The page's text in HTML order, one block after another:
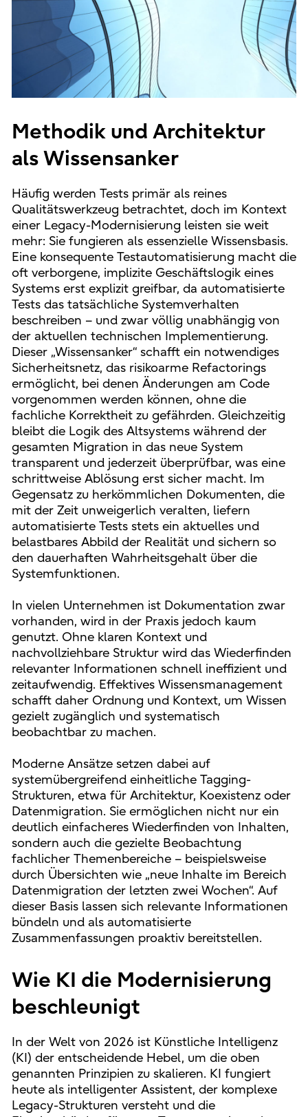
Methodik und Architektur
als Wissensanker
Häufig werden Tests primär als reines
Qualitätswerkzeug betrachtet, doch im Kontext
einer Legacy-Modernisierung leisten sie weit
mehr: Sie fungieren als essenzielle Wissensbasis.
Eine konsequente Testautomatisierung macht die
oft verborgene, implizite Geschäftslogik eines
Systems erst explizit greifbar, da automatisierte
Tests das tatsächliche Systemverhalten
beschreiben – und zwar völlig unabhängig von
der aktuellen technischen Implementierung.
Dieser „Wissensanker“ schafft ein notwendiges
Sicherheitsnetz, das risikoarme Refactorings
ermöglicht, bei denen Änderungen am Code
vorgenommen werden können, ohne die
fachliche Korrektheit zu gefährden. Gleichzeitig
bleibt die Logik des Altsystems während der
gesamten Migration in das neue System
transparent und jederzeit überprüfbar, was eine
schrittweise Ablösung erst sicher macht. Im
Gegensatz zu herkömmlichen Dokumenten, die
mit der Zeit unweigerlich veralten, liefern
automatisierte Tests stets ein aktuelles und
belastbares Abbild der Realität und sichern so
den dauerhaften Wahrheitsgehalt über die
Systemfunktionen.
In vielen Unternehmen ist Dokumentation zwar
vorhanden, wird in der Praxis jedoch kaum
genutzt. Ohne klaren Kontext und
nachvollziehbare Struktur wird das Wiederfinden
relevanter Informationen schnell ineffizient und
zeitaufwendig. Effektives Wissensmanagement
schafft daher Ordnung und Kontext, um Wissen
gezielt zugänglich und systematisch
beobachtbar zu machen.
Moderne Ansätze setzen dabei auf
systemübergreifend einheitliche Tagging-
Strukturen, etwa für Architektur, Koexistenz oder
Datenmigration. Sie ermöglichen nicht nur ein
deutlich einfacheres Wiederfinden von Inhalten,
sondern auch die gezielte Beobachtung
fachlicher Themenbereiche – beispielsweise
durch Übersichten wie „neue Inhalte im Bereich
Datenmigration der letzten zwei Wochen“. Auf
dieser Basis lassen sich relevante Informationen
bündeln und als automatisierte
Zusammenfassungen proaktiv bereitstellen.
Wie KI die Modernisierung
beschleunigt
In der Welt von 2026 ist Künstliche Intelligenz
(KI) der entscheidende Hebel, um die oben
genannten Prinzipien zu skalieren. KI fungiert
heute als intelligenter Assistent, der komplexe
Legacy-Strukturen versteht und die